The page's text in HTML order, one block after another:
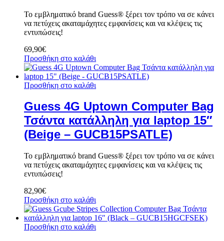
Το εμβληματικό brand Guess® ξέρει τον τρόπο να σε κάνει
να πετύχεις ακαταμάχητες εμφανίσεις και να κλέψεις τις
εντυπώσεις!
69,90€
Προσθήκη στο καλάθι
Προσθήκη στο καλάθι
Guess 4G Uptown Computer Bag
Τσάντα κατάλληλη για laptop 15″
(Beige – GUCB15PSATLE)
Το εμβληματικό brand Guess® ξέρει τον τρόπο να σε κάνει
να πετύχεις ακαταμάχητες εμφανίσεις και να κλέψεις τις
εντυπώσεις!
82,90€
Προσθήκη στο καλάθι
Προσθήκη στο καλάθι